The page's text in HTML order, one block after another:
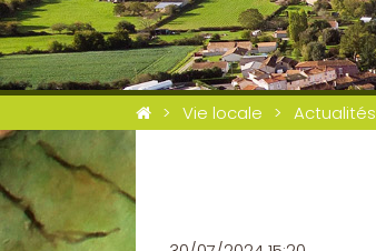
Vie locale Actualités